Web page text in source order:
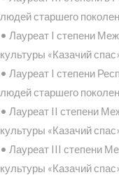
людей старшего
• Лауреат I степени
культуры «Казачий
• Лауреат I степени
людей старшего
• Лауреат II степени
культуры «Казачий
• Лауреат III степени
культуры «Казачий